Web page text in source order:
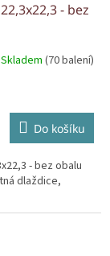
- bez
Skladem (70 balení)
Do košíku
- bez obalu
dlaždice,